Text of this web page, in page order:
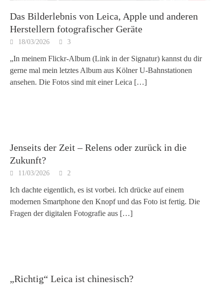
Das Bilderlebnis von Leica, Apple und anderen
Herstellern fotografischer Geräte
18/03/2026 3
„In meinem Flickr-Album (Link in der Signatur) kannst du dir
gerne mal mein letztes Album aus Kölner U-Bahnstationen
ansehen. Die Fotos sind mit einer Leica […]
Jenseits der Zeit – Relens oder zurück in die
Zukunft?
11/03/2026 2
Ich dachte eigentlich, es ist vorbei. Ich drücke auf einem
modernen Smartphone den Knopf und das Foto ist fertig. Die
Fragen der digitalen Fotografie aus […]
„Richtig“ Leica ist chinesisch?